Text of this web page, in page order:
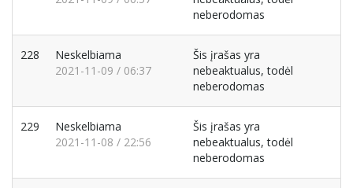
neberodomas
228
Neskelbiama
2021-11-09 / 06:37
Šis įrašas yra
nebeaktualus, todėl
neberodomas
229
Neskelbiama
2021-11-08 / 22:56
Šis įrašas yra
nebeaktualus, todėl
neberodomas